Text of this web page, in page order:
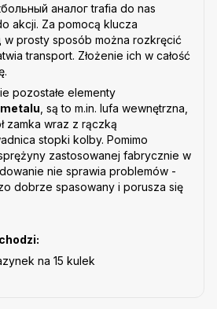
аналог trafia do nas
akcji. Za pomocą klucza
prosty sposób można rozkręcić
transport. Złożenie ich w całość
pozostałe elementy
metalu , są to m.in. lufa wewnętrzna,
zamka wraz z rączką
stopki kolby. Pomimo
zastosowanej fabrycznie w
nie sprawia problemów -
dobrze spasowany i porusza się
na 15 kulek